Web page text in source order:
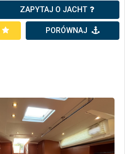
ZAPYTAJ O JACHT
PORÓWNAJ